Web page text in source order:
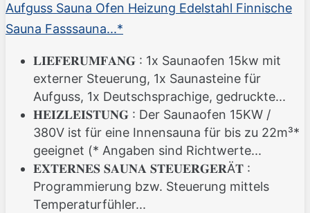
Aufguss Sauna Ofen Heizung Edelstahl Finnische
Sauna Fasssauna...*
𝐋𝐈𝐄𝐅𝐄𝐑𝐔𝐌𝐅𝐀𝐍𝐆 : 1x Saunaofen 15kw mit
externer Steuerung, 1x Saunasteine für
Aufguss, 1x Deutschsprachige, gedruckte...
𝐇𝐄𝐈𝐙𝐋𝐄𝐈𝐒𝐓𝐔𝐍𝐆 : Der Saunaofen 15KW /
380V ist für eine Innensauna für bis zu 22m³*
geeignet (* Angaben sind Richtwerte...
𝐄𝐗𝐓𝐄𝐑𝐍𝐄𝐒 𝐒𝐀𝐔𝐍𝐀 𝐒𝐓𝐄𝐔𝐄𝐑𝐆𝐄𝐑Ä𝐓 :
Programmierung bzw. Steuerung mittels
Temperaturfühler...